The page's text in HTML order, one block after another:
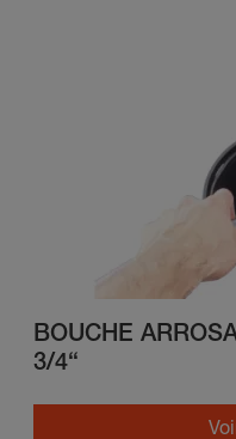
BOUCHE
3/4“